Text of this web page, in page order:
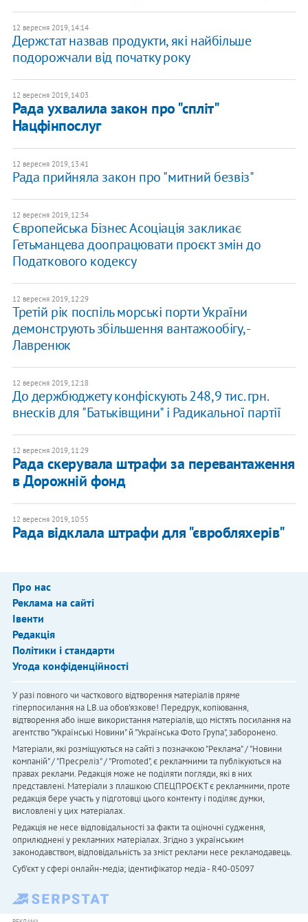
12 вересня 2019, 14:14
Держстат назвав продукти, які найбільше
подорожчали від початку року
12 вересня 2019, 14:03
Рада ухвалила закон про "спліт"
Нацфінпослуг
12 вересня 2019, 13:41
Рада прийняла закон про "митний безвіз"
12 вересня 2019, 12:34
Європейська Бізнес Асоціація закликає
Гетьманцева доопрацювати проєкт змін до
Податкового кодексу
12 вересня 2019, 12:29
Третій рік поспіль морські порти України
демонструють збільшення вантажообігу, -
Лавренюк
12 вересня 2019, 12:18
До держбюджету конфіскують 248,9 тис. грн.
внесків для "Батьківщини" і Радикальної партії
12 вересня 2019, 11:29
Рада скерувала штрафи за перевантаження
в Дорожній фонд
12 вересня 2019, 10:55
Рада відклала штрафи для "євробляхерів"
Про нас
Реклама на сайті
Івенти
Редакція
Політики і стандарти
Угода конфіденційності
У разі повного чи часткового відтворення матеріалів пряме
гіперпосилання на LB.ua обов'язкове! Передрук, копіювання,
відтворення або інше використання матеріалів, що містять посилання на
агентство "Українськi Новини" й "Українська Фото Група", заборонено.
Матеріали, які розміщуються на сайті з позначкою "Реклама" / "Новини
компаній" / "Пресреліз" / "Promoted", є рекламними та публікуються на
правах реклами. Редакція може не поділяти погляди, які в них
представлені. Матеріали з плашкою СПЕЦПРОЄКТ є рекламними, проте
редакція бере участь у підготовці цього контенту і поділяє думки,
висловлені у цих матеріалах.
Редакція не несе відповідальності за факти та оціночні судження,
оприлюднені у рекламних матеріалах. Згідно з українським
законодавством, відповідальність за зміст реклами несе рекламодавець.
Cуб'єкт у сфері онлайн-медіа; ідентифікатор медіа - R40-05097